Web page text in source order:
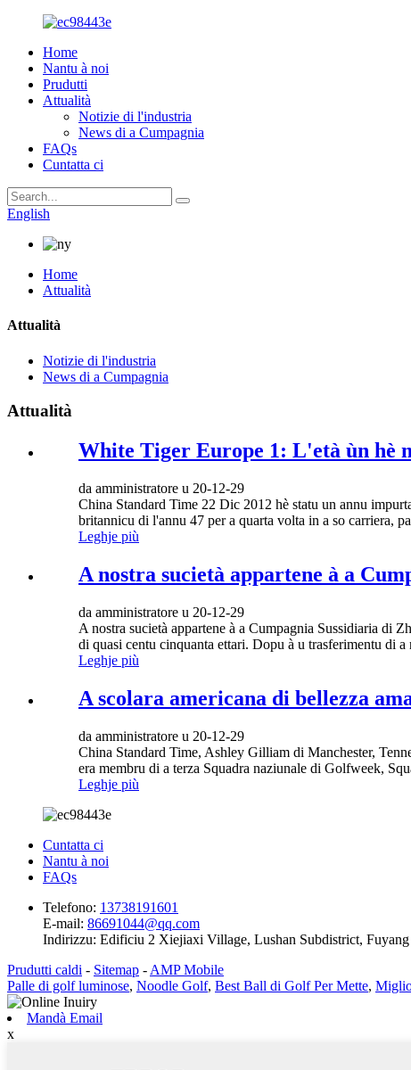
Home
Nantu à noi
Prudutti
Attualità
Notizie di l'industria
News di a Cumpagnia
FAQs
Cuntatta ci
English
Home
Attualità
Attualità
Notizie di l'industria
News di a Cumpagnia
Attualità
White Tiger Europe 1: L'età ùn hè
da amministratore u 20-12-29
China Standard Time 22 Dic 2012 hè statu un annu
britannicu di l'annu 47 per a quarta volta in a so carriera,
Leghje più
A nostra sucietà appartene à a
da amministratore u 20-12-29
A nostra sucietà appartene à a Cumpagnia Sussidiaria di
di quasi centu cinquanta ettari. Dopu à u trasferimentu di
Leghje più
A scolara americana di bellezza
da amministratore u 20-12-29
China Standard Time, Ashley Gilliam di Manchester,
era membru di a terza Squadra naziunale di Golfweek,
Leghje più
Cuntatta ci
Nantu à noi
FAQs
Telefono: 13738191601
E-mail: 86691044@qq.com
Indirizzu: Edificiu 2 Xiejiaxi Village, Lushan Subdistrict,
Prudutti caldi - Sitemap - AMP Mobile
Palle di golf luminose, Noodle Golf, Best Ball di Golf Per Mette,
Mandà Email
x